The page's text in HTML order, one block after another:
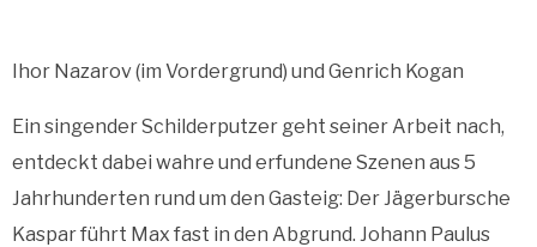
Ihor Nazarov (im Vordergrund) und Genrich Kogan
Ein singender Schilderputzer geht seiner Arbeit nach,
entdeckt dabei wahre und erfundene Szenen aus 5
Jahrhunderten rund um den Gasteig: Der Jägerbursche
Kaspar führt Max fast in den Abgrund. Johann Paulus